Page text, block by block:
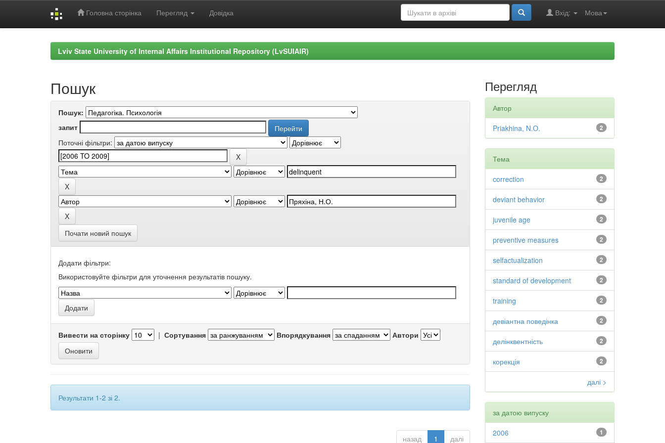
Головна сторінка Перегляд Довідка Мова
Вхід:
Lviv State University of Internal Affairs Institutional Repository (LvSUIAIR)
Пошук
Пошук:
запит
Поточні фільтри:
Почати новий пошук
Додати фільтри:
Використовуйте фільтри для уточнення результатів пошуку.
Вивести на сторінку | Сортування Впорядкування Автори
Результати 1-2 зі 2.
назад 1 далі
Перегляд
Автор
2
Priakhina, N.O.
Тема
2
correction
2
deviant behavior
2
juvenile age
2
preventive measures
2
selfactualization
2
standard of development
2
training
2
девіантна поведінка
2
делінквентність
2
корекція
далі >
за датою випуску
1
2006